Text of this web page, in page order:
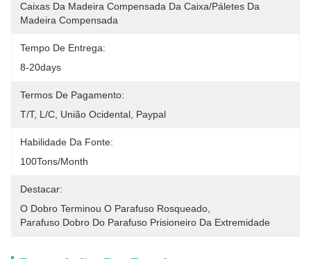
Caixas Da Madeira Compensada Da Caixa/páletes Da
Madeira Compensada
Tempo De Entrega:
8-20days
Termos De Pagamento:
T/T, L/C, União Ocidental, Paypal
Habilidade Da Fonte:
100Tons/Month
Destacar:
O Dobro Terminou O Parafuso Rosqueado
Parafuso Dobro Do Parafuso Prisioneiro Da Extremidade